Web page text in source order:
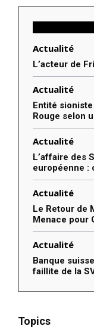
Actualité
L’acteur de
Actualité
Entité
Rouge selon
Actualité
L’affaire des
européenne :
Actualité
Le Retour de
Menace pour
Actualité
Banque
faillite de la
Topics